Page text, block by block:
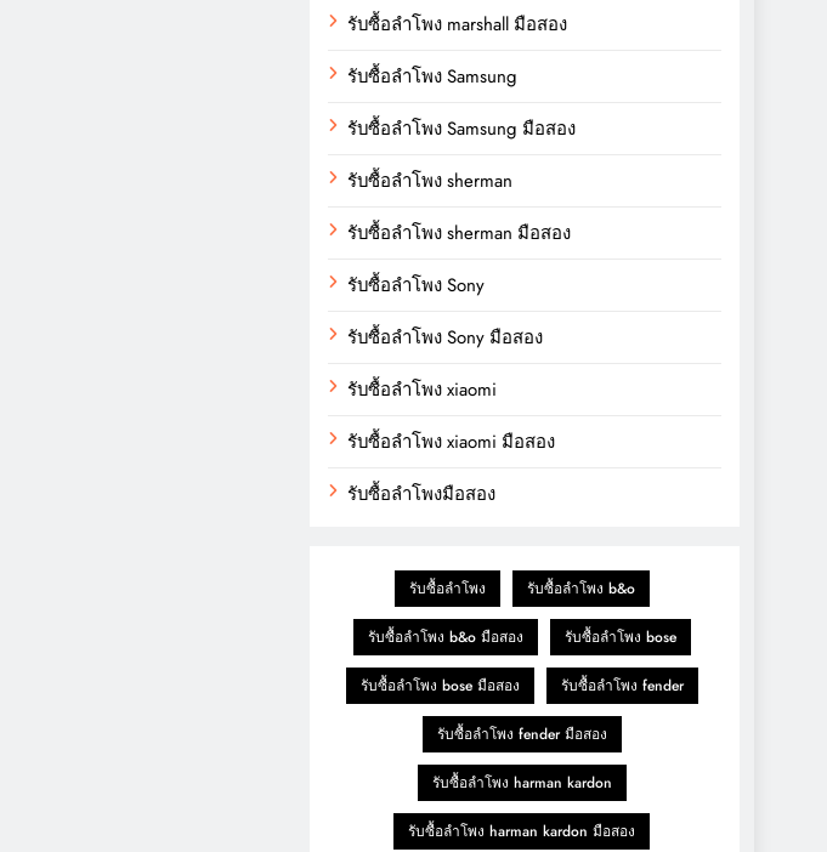
รับซื้อลำโพง marshall มือสอง
รับซื้อลำโพง Samsung
รับซื้อลำโพง Samsung มือสอง
รับซื้อลำโพง sherman
รับซื้อลำโพง sherman มือสอง
รับซื้อลำโพง Sony
รับซื้อลำโพง Sony มือสอง
รับซื้อลำโพง xiaomi
รับซื้อลำโพง xiaomi มือสอง
รับซื้อลำโพงมือสอง
รับซื้อลำโพง รับซื้อลำโพง b&o
รับซื้อลำโพง b&o มือสอง รับซื้อลำโพง bose
รับซื้อลำโพง bose มือสอง รับซื้อลำโพง fender
รับซื้อลำโพง fender มือสอง
รับซื้อลำโพง harman kardon
รับซื้อลำโพง harman kardon มือสอง